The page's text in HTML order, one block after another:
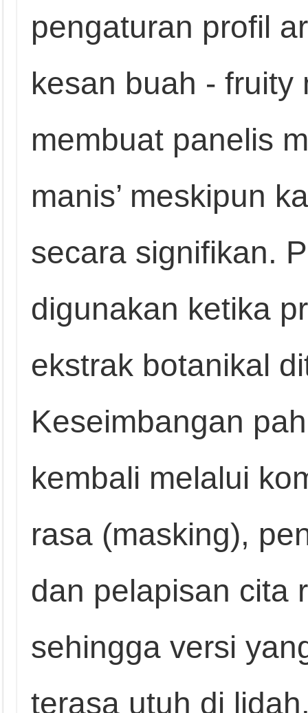
pengaturan profil
kesan buah - fruity
membuat panelis
manis’ meskipun
secara signifikan.
digunakan ketika
ekstrak botanikal
Keseimbangan
kembali melalui
rasa (masking),
dan pelapisan cita
sehingga versi
terasa utuh di